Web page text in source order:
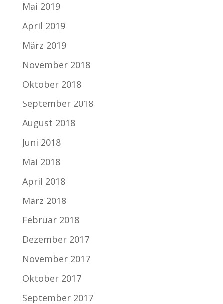
Mai 2019
April 2019
März 2019
November 2018
Oktober 2018
September 2018
August 2018
Juni 2018
Mai 2018
April 2018
März 2018
Februar 2018
Dezember 2017
November 2017
Oktober 2017
September 2017